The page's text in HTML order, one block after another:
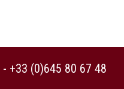
- +33 (0)645 80 67 48